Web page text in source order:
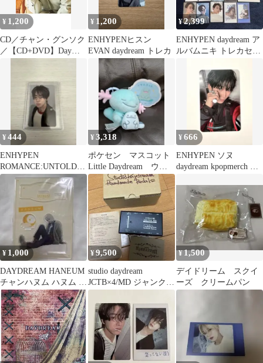
¥ 1,200
CD／チャン・グンソク
／【CD+DVD】Day
¥ 1,200
ENHYPENヒスン
EVAN daydream トレカ
¥2,399
ENHYPEN daydream ア
ルバムニキ トレカセッ
¥444
ENHYPEN
ROMANCE:UNTOLD
daydream SUNGHOON
¥3,318
ポケセン マスコット
Little Daydream ウパ
ー
¥666
ENHYPEN ソヌ
daydream kpopmerch ト
¥ 1,000
DAYDREAM HANEUM
チャンハヌム ハヌム ア
クリルスタンド アクス
タ
¥9,500
studio daydream
JCTB×4/MD ジャンクシ
ョンボックス
¥1,500
デイドリーム スクイ
ーズ クリームパン